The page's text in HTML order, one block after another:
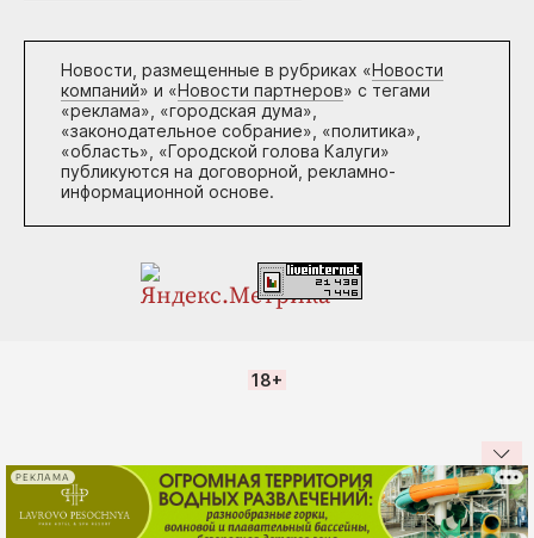
Новости, размещенные в рубриках «Новости
компаний» и «Новости партнеров» с тегами
«реклама», «городская дума»,
«законодательное собрание», «политика»,
«область», «Городской голова Калуги»
публикуются на договорной, рекламно-
информационной основе.
18+
РЕКЛАМА